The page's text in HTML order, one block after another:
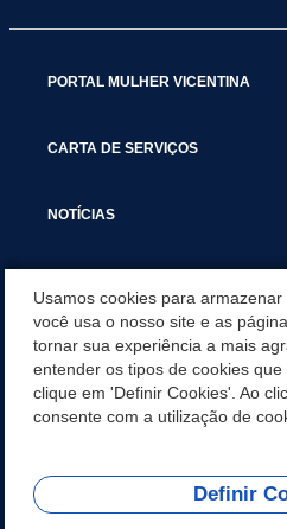
PORTAL MULHER VICENTINA
CARTA DE SERVIÇOS
NOTÍCIAS
VISITE SÃO VICENTE
INSTITUCIONAL
REDES SOCIAIS
Usamos cookies para
você usa o nosso site e as
tornar sua experiência a mais
entender os tipos de cookies que
clique em 'Definir Cookies'. Ao
consente com a utilização de
Definir
Olá!